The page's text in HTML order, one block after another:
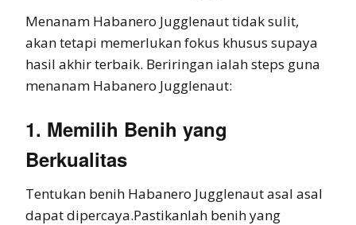
Menanam Habanero Jugglenaut tidak sulit,
akan tetapi memerlukan fokus khusus supaya
hasil akhir terbaik. Beriringan ialah steps guna
menanam Habanero Jugglenaut:
1. Memilih Benih yang
Berkualitas
Tentukan benih Habanero Jugglenaut asal asal
dapat dipercaya.Pastikanlah benih yang